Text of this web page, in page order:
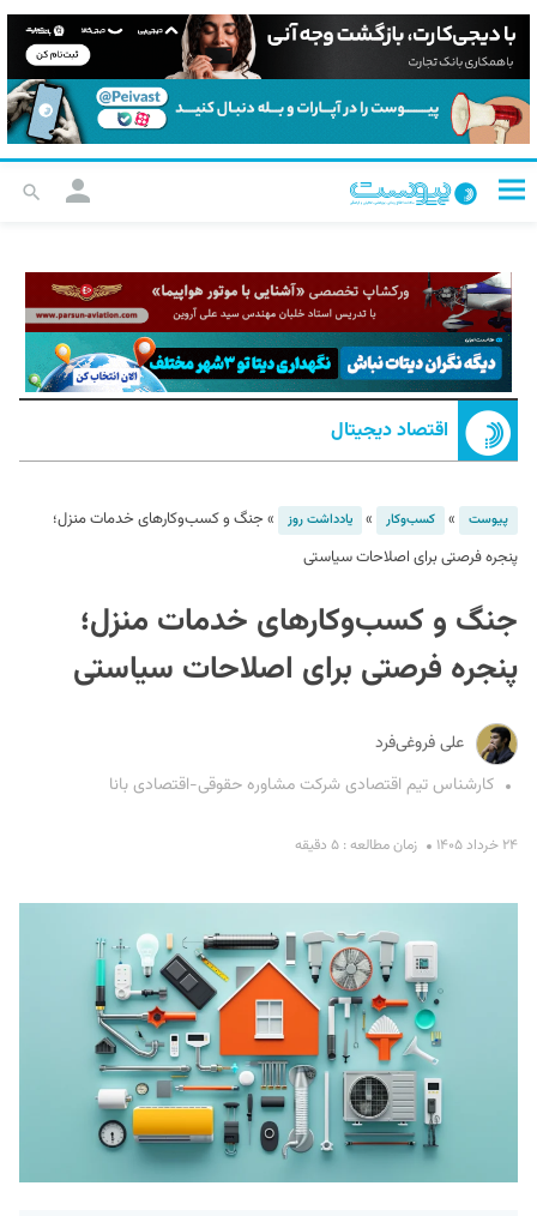
اقتصاد دیجیتال
پیوست » کسب‌و‌کار » یادداشت روز » جنگ و کسب‌وکارهای خدمات منزل؛
پنجره فرصتی برای اصلاحات سیاستی
جنگ و کسب‌وکارهای خدمات منزل؛
پنجره فرصتی برای اصلاحات سیاستی
علی فروغی‌فرد
کارشناس تیم اقتصادی شرکت مشاوره حقوقی-اقتصادی بانا
۲۴ خرداد ۱۴۰۵ زمان مطالعه : ۵ دقیقه